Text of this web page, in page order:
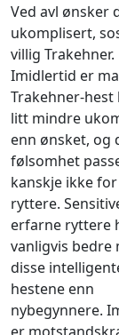
Ved avl ønsker
ukomplisert,
villig Trakehner.
Imidlertid er
Trakehner-hest
litt mindre
enn ønsket, og
følsomhet
kanskje ikke
ryttere.
erfarne ryttere
vanligvis bedre
disse
hestene enn
nybegynnere.
er